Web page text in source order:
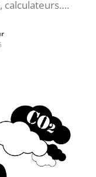
calculateurs….